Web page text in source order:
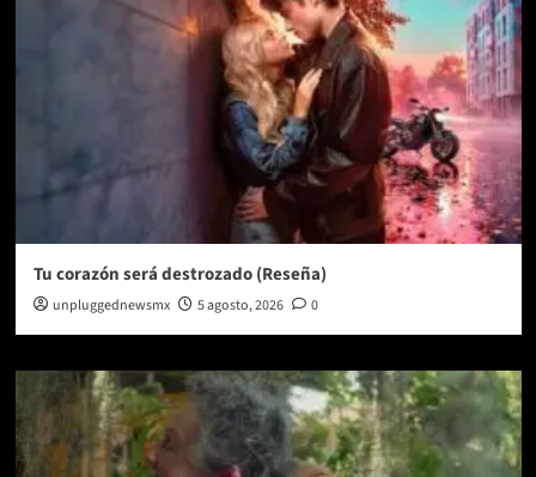
Tu corazón será destrozado (Reseña)
unpluggednewsmx 5 agosto, 2026 0